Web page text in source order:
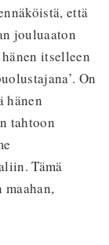
että
jouluaaton
itselleen
On
hänen
tahtoon
Tämä